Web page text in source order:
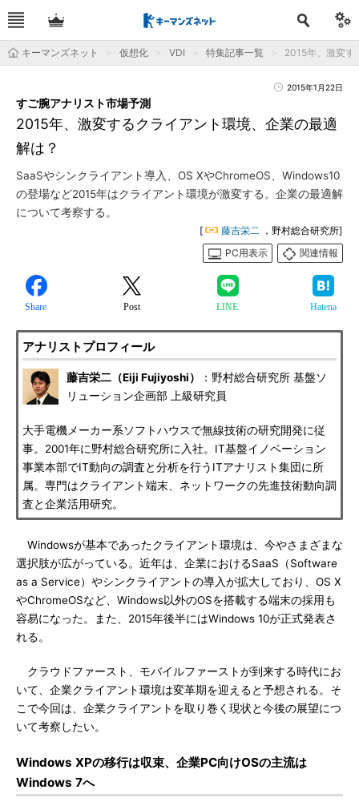
キーマンズネット 仮想化 VDI 特集記事一覧 2015年、激変す
2015年1月22日
2015年、激変するクライアント環境、企業の最適
解は？
すご腕アナリスト市場予測
SaaSやシンクライアント導入、OS XやChromeOS、Windows10
の登場など2015年はクライアント環境が激変する。企業の最適解
について考察する。
[ 藤吉栄二 ，野村総合研究所]
PC用表示
関連情報
Share Post LINE Hatena
アナリストプロフィール
藤吉栄二（Eiji Fujiyoshi）
：野村総合研究所 基盤ソ
リューション企画部 上級研究員
大手電機メーカー系ソフトハウスで無線技術の研究開発に従
事。2001年に野村総合研究所に入社。IT基盤イノベーション
事業本部でIT動向の調査と分析を行うITアナリスト集団に所
属。専門はクライアント端末、ネットワークの先進技術動向調
査と企業活用研究。
Windowsが基本であったクライアント環境は、今やさまざまな
選択肢が広がっている。近年は、企業におけるSaaS（Software
as a Service）やシンクライアントの導入が拡大しており、OS X
やChromeOSなど、Windows以外のOSを搭載する端末の採用も
容易になった。また、2015年後半にはWindows 10が正式発表さ
れる。
クラウドファースト、モバイルファーストが到来する時代にお
いて、企業クライアント環境は変革期を迎えると予想される。そ
こで今回は、企業クライアントを取り巻く現状と今後の展望につ
いて考察したい。
Windows XPの移行は収束、企業PC向けOSの主流は
Windows 7へ